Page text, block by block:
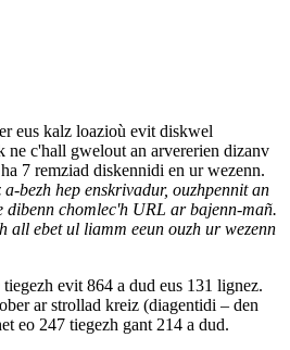
eus kalz loazioù evit diskwel
ne c'hall gwelout an arvererien dizanv
7 remziad diskennidi en ur wezenn.
bezh hep enskrivadur, ouzhpennit an
dibenn chomlec'h URL ar bajenn-mañ.
all ebet ul liamm eeun ouzh ur wezenn
evit 864 a dud eus 131 lignez.
ar strollad kreiz (diagentidi – den
eo 247 tiegezh gant 214 a dud.